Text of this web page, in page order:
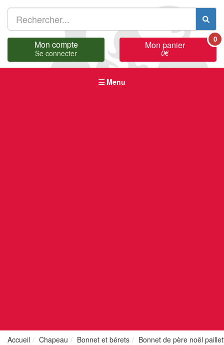
Mon compte
Se connecter
Mon panier
0€
0
Menu
Accueil Chapeau Bonnet et bérets Bonnet de père noël